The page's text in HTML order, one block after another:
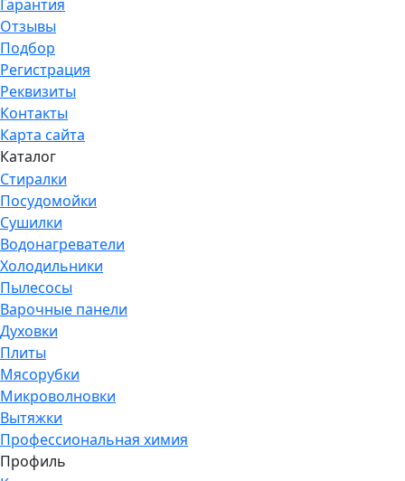
Гарантия
Отзывы
Подбор
Регистрация
Реквизиты
Контакты
Карта сайта
Каталог
Стиралки
Посудомойки
Сушилки
Водонагреватели
Холодильники
Пылесосы
Варочные панели
Духовки
Плиты
Мясорубки
Микроволновки
Вытяжки
Профессиональная химия
Профиль